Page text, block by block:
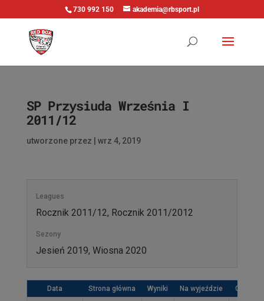
730 992 150 akademia@rbsport.pl
SP Przysiuda Września I
2011/12
utworzone przez wrz 4, 2019
Leagues
Rocznik 2011/12, Rocznik 2011/2012
Sezony
Jesień 2019, Wiosna 2020
Data Strona główna Wyniki Na wyjeździe Czas